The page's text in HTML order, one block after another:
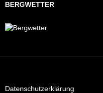
BERGWETTER
Datenschutzerklärung